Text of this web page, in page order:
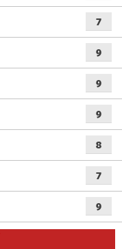
7
9
9
9
8
7
9